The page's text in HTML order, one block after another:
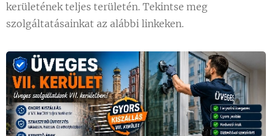
kerületének teljes területén. Tekintse meg
szolgáltatásainkat az alábbi linkeken.